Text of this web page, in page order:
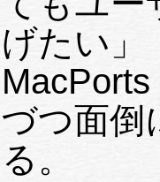
げたい」
づつ面倒
る。